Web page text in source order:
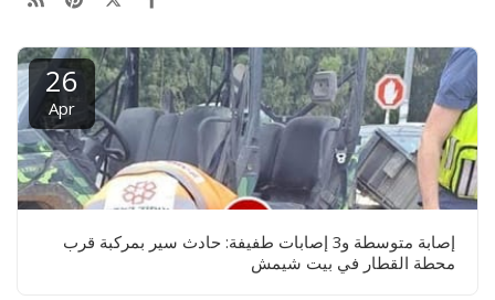
26
Apr
إصابة متوسطة و3 إصابات طفيفة: حادث سير بمركبة قرب
محطة القطار في بيت شيمش